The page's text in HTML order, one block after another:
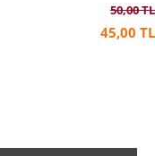
50,00 TL
45,00 TL